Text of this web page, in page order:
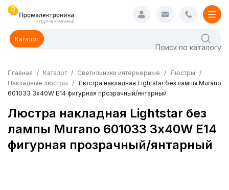
Каталог
Главная Каталог Светильники интерьерные
Люстры
Накладные люстры
Люстра накладная Lightstar без лампы Murano
601033 3х40W E14 фигурная прозрачный/янтарный
Люстра накладная Lightstar без
лампы Murano 601033 3х40W E14
фигурная прозрачный/янтарный